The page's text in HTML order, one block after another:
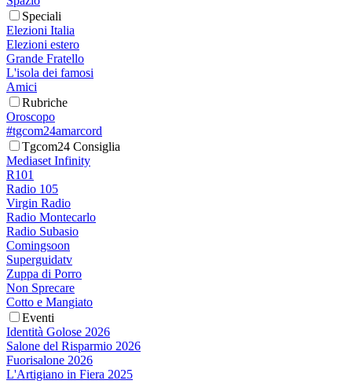
Speciali
Elezioni Italia
Elezioni estero
Grande Fratello
L'isola dei famosi
Amici
Rubriche
Oroscopo
#tgcom24amarcord
Tgcom24 Consiglia
Mediaset Infinity
R101
Radio 105
Virgin Radio
Radio Montecarlo
Radio Subasio
Comingsoon
Superguidatv
Zuppa di Porro
Non Sprecare
Cotto e Mangiato
Eventi
Identità Golose 2026
Salone del Risparmio 2026
Fuorisalone 2026
L'Artigiano in Fiera 2025